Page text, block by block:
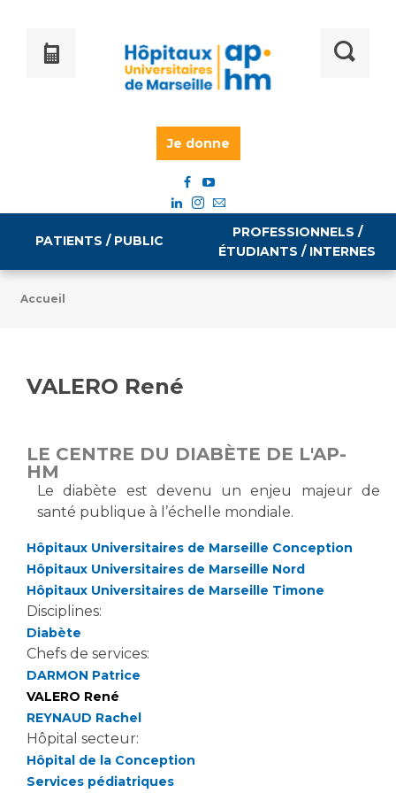
Je donne
PATIENTS / PUBLIC
Tarifs
Vous allez être hospitalisé(e)
Vous avez un examen d'imagerie ou de radiologie
à réaliser
Vous avez une analyse à réaliser
Vous venez en consultation
myaphm, votre espace santé en ligne
Infos COVID-19
Vivre ensemble à l'hôpital
Culture à l'hôpital
Laïcité et cultes
Les associations
Livret d'accueil
PROFESSIONNELS /
ÉTUDIANTS / INTERNES
Emploi / formation
Emplois administratifs
Emplois médicaux
Espace Formation
Emplois techniques et médico-techniques
Emplois divers
Emplois socio-éducatifs
Statuts
Stages paramédicaux
Chercheurs
La recherche clinique à l'AP-HM
Accueil
VALERO René
LE CENTRE DU DIABÈTE DE L'AP-
HM
Le diabète est devenu un enjeu majeur de
santé publique à l’échelle mondiale.
Hôpitaux Universitaires de Marseille Conception
Hôpitaux Universitaires de Marseille Nord
Hôpitaux Universitaires de Marseille Timone
Disciplines:
Diabète
Chefs de services:
DARMON Patrice
VALERO René
REYNAUD Rachel
Hôpital secteur:
Hôpital de la Conception
Services pédiatriques